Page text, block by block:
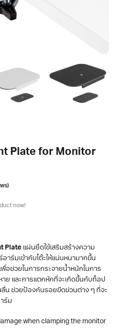
Plate for Monitor
now!
Plate แผ่นยึดใช้เสริมสร้างความ
าร์มเข้ากับโต๊ะให้แน่นหนามากขึ้น
อช่วยในการกระจายน้ำหนักในการ
ย และการแตกหักที่จะเกิดขึ้นกับท็อป
น ช่วยป้องกันรอยขีดข่วนต่าง ๆ ที่จะ
ร์ม
when clamping the monitor